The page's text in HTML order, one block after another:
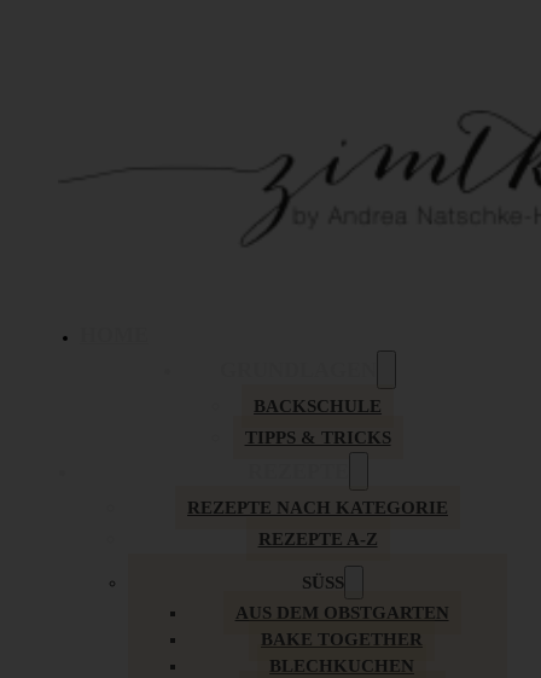
BACKSCHULE
TIPPS & TRICKS
REZEPTE NACH KATEGORIE
REZEPTE A-Z
SÜSS
AUS DEM OBSTGARTEN
BAKE TOGETHER
BLECHKUCHEN